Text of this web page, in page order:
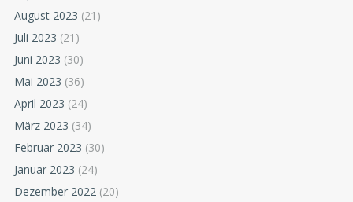
August 2023 (21)
Juli 2023 (21)
Juni 2023 (30)
Mai 2023 (36)
April 2023 (24)
März 2023 (34)
Februar 2023 (30)
Januar 2023 (24)
Dezember 2022 (20)